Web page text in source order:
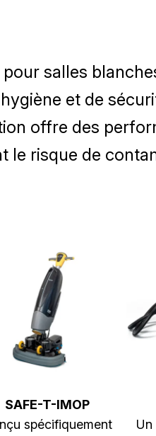
salles
et de
offre des
le risque de
SAFE-T-IMOP
spécifiquement